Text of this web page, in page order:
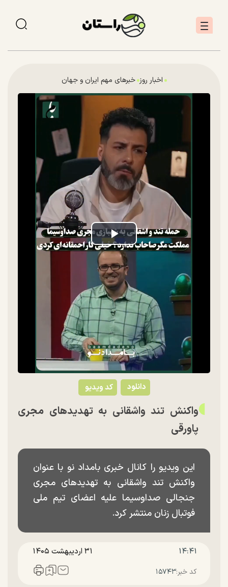
اخبار روز خبرهای مهم ایران و جهان
Play
Video
کد ویدیو دانلود
واکنش تند واشقانی به تهدید‌های مجری
پاورقی
این ویدیو را کانال خبری بامداد نو با عنوان
واکنش تند واشقانی به تهدید‌های مجری
جنجالی صداوسیما علیه اعضای تیم ملی
فوتبال زنان منتشر کرد.
۱۴:۴۱ ۳۱ ارديبهشت ۱۴۰۵
کد خبر:۱۵۷۴۳